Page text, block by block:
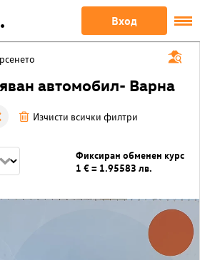
Вход
автомобил- Варна
Изчисти всички филтри
Фиксиран обменен курс
1 € = 1.95583 лв.